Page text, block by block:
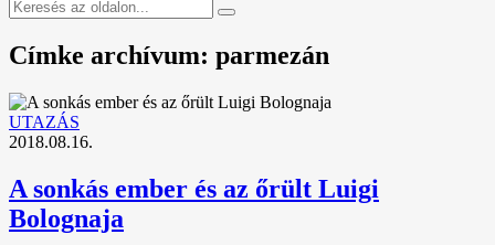
Címke archívum: parmezán
UTAZÁS
2018.08.16.
A sonkás ember és az őrült Luigi
Bolognaja